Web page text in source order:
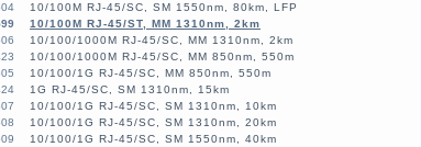
10/100M RJ-45/SC, SM 1550nm, 80km, LFP
10/100M RJ-45/ST, MM 1310nm, 2km
10/100/1000M RJ-45/SC, MM 1310nm, 2km
10/100/1000M RJ-45/SC, MM 850nm, 550m
10/100/1G RJ-45/SC, MM 850nm, 550m
1G RJ-45/SC, SM 1310nm, 15km
10/100/1G RJ-45/SC, SM 1310nm, 10km
10/100/1G RJ-45/SC, SM 1310nm, 20km
10/100/1G RJ-45/SC, SM 1550nm, 40km